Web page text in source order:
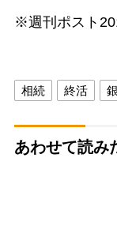
※週刊ポスト
相続 終活
あわせて読み